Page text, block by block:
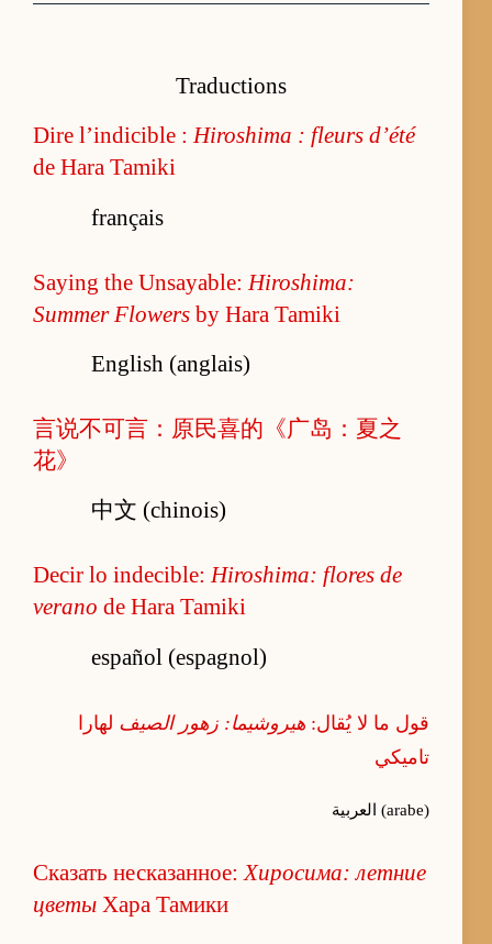
Traductions
Dire l’indicible :Hiroshima : fleurs d’été
de Hara Tamiki
français
Saying the Unsayable: Hiroshima:
Summer Flowers by Hara Tamiki
English (anglais)
言说不可言：原民喜的《广岛：夏之
花》
中文 (chinois)
Decir lo indecible:Hiroshima: flores de
verano de Hara Tamiki
español (espagnol)
قول ما لا يُقال: هيروشيما: زهور الصيف لهارا
تاميكي
العربية (arabe)
Сказать несказанное:Хиросима: летние
цветы Хара Тамики